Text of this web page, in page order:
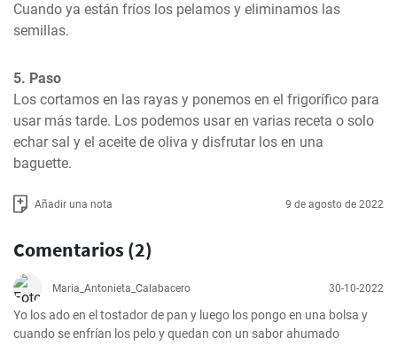
Cuando ya están fríos los pelamos y eliminamos las
semillas.
5. Paso
Los cortamos en las rayas y ponemos en el frigorífico para
usar más tarde. Los podemos usar en varias receta o solo
echar sal y el aceite de oliva y disfrutar los en una
baguette.
Añadir una nota 9 de agosto de 2022
Comentarios (2)
Maria_Antonieta_Calabacero 30-10-2022
Yo los ado en el tostador de pan y luego los pongo en una bolsa y
cuando se enfrían los pelo y quedan con un sabor ahumado